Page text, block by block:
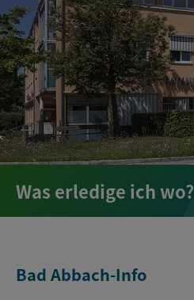
Wirtschaft & Handel
Was erledige ich wo?
Bad Abbach-Info